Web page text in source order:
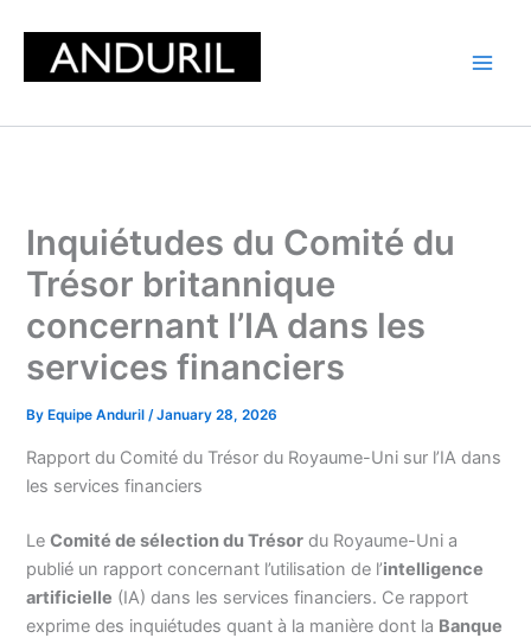
content
Inquiétudes du Comité du
Trésor britannique
concernant l’IA dans les
services financiers
By Equipe Anduril/January 28, 2026
Rapport du Comité du Trésor du Royaume-Uni sur l’IA dans
les services financiers
LeComité de sélection du Trésor du Royaume-Uni a
publié un rapport concernant l’utilisation de l’intelligence
artificielle (IA) dans les services financiers. Ce rapport
exprime des inquiétudes quant à la manière dont la Banque